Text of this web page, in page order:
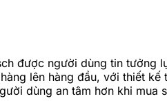
được người dùng tin tưởng
lên hàng đầu, với thiết
dùng an tâm hơn khi mua